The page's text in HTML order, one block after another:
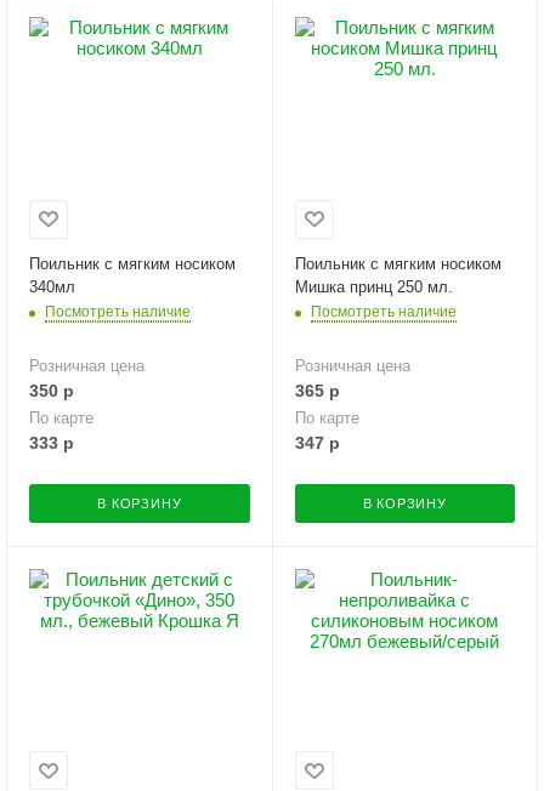
Поильник с мягким носиком
340мл
Посмотреть наличие
Розничная цена
350 р
По карте
333 р
В КОРЗИНУ
Поильник с мягким носиком
Мишка принц 250 мл.
Посмотреть наличие
Розничная цена
365р
По карте
347р
В КОРЗИНУ